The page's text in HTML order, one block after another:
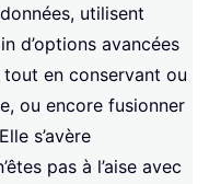
utilisent
d’options avancées
en conservant ou
ou encore fusionner
s’avère
pas à l’aise avec